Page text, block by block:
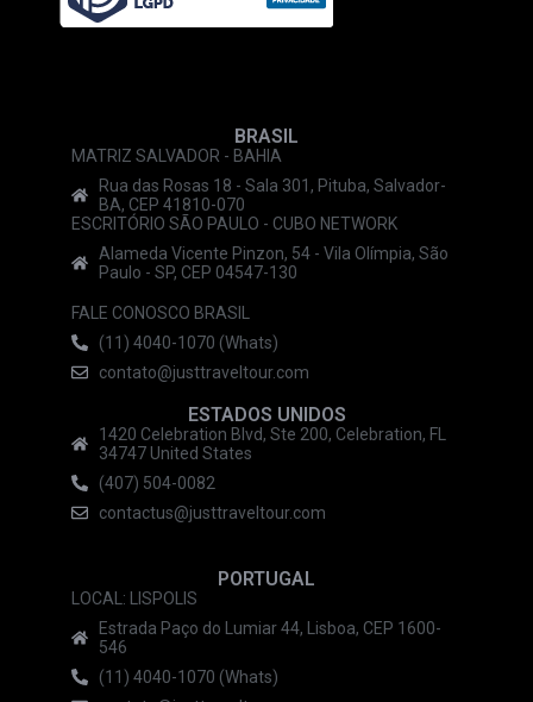
BRASIL
MATRIZ SALVADOR - BAHIA
Rua das Rosas 18 - Sala 301, Pituba, Salvador-
BA, CEP 41810-070
ESCRITÓRIO SÃO PAULO - CUBO NETWORK
Alameda Vicente Pinzon, 54 - Vila Olímpia, São
Paulo - SP, CEP 04547-130
FALE CONOSCO BRASIL
(11) 4040-1070 (Whats)
contato@justtraveltour.com
ESTADOS UNIDOS
1420 Celebration Blvd, Ste 200, Celebration, FL
34747 United States
(407) 504-0082
contactus@justtraveltour.com
PORTUGAL
LOCAL: LISPOLIS
Estrada Paço do Lumiar 44, Lisboa, CEP 1600-
546
(11) 4040-1070 (Whats)